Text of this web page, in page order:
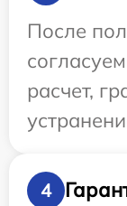
После
расчет,
4